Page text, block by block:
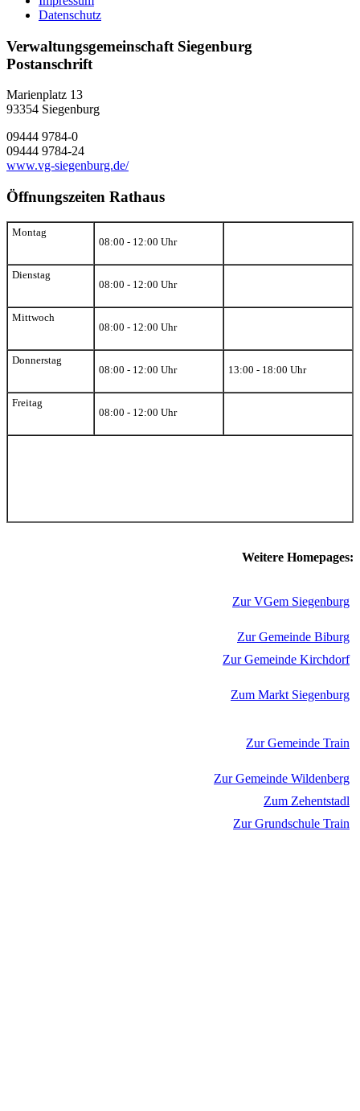
Datenschutz
Verwaltungsgemeinschaft Siegenburg
Postanschrift
Marienplatz 13
93354 Siegenburg
09444 9784-0
09444 9784-24
www.vg-siegenburg.de/
Öffnungszeiten Rathaus
Montag
08:00 - 12:00 Uhr
Dienstag
08:00 - 12:00 Uhr
Mittwoch
08:00 - 12:00 Uhr
Donnerstag
08:00 - 12:00 Uhr
13:00 - 18:00 Uhr
Freitag
08:00 - 12:00 Uhr
Weitere Homepages:
Zur VGem Siegenburg
Zur Gemeinde Biburg
Zur Gemeinde Kirchdorf
Zum Markt Siegenburg
Zur Gemeinde Train
Zur Gemeinde Wildenberg
Zum Zehentstadl
Zur Grundschule Train